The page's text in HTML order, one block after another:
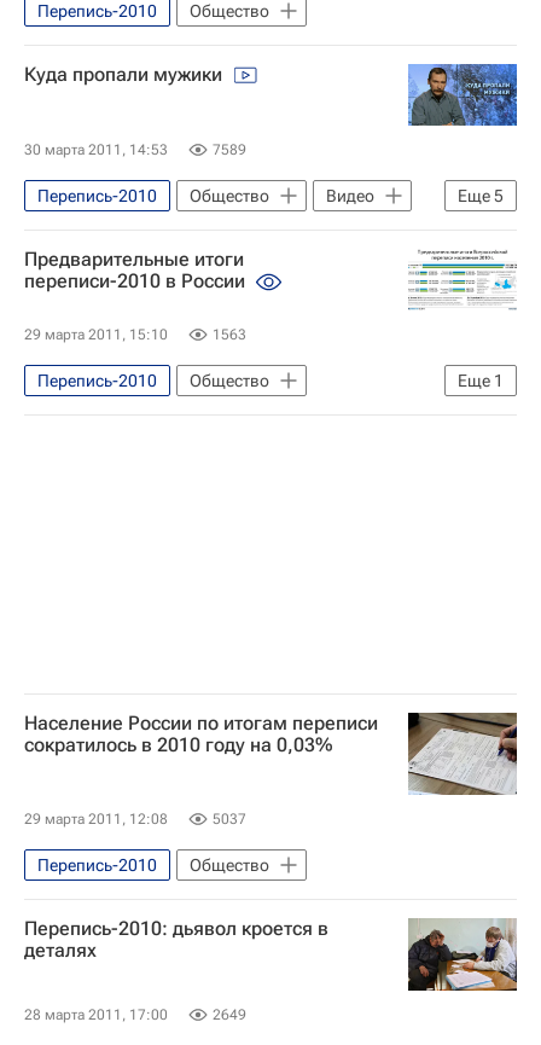
Перепись-2010 Общество
Куда пропали мужики
30 марта 2011, 14:53 7589
Еще5
Перепись-2010 Общество
Видео
Эфир
Предварительные итоги
переписи-2010 в России
29 марта 2011, 15:10 1563
Еще 1
Перепись-2010
Общество
Инфографика
Население России по итогам переписи
сократилось в 2010 году на 0,03%
29 марта 2011, 12:08 5037
Перепись-2010 Общество
Перепись-2010: дьявол кроется в
деталях
28 марта 2011, 17:00 2649